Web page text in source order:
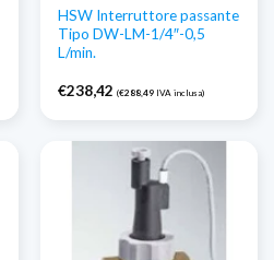
HSW Interruttore passante
Tipo DW-LM-1/4″-0,5
L/min.
€238,42 (€288,49 IVA inclusa)